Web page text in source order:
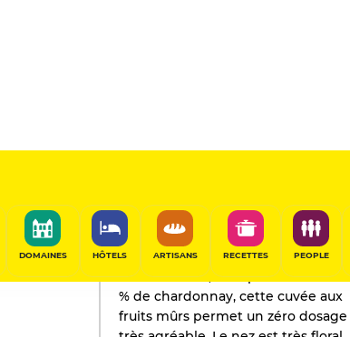
DOMAINES HÔTELS ARTISANS RECETTES PEOPLE
L'AVIS DE GAULT&MILLAU
2026
50 % meunier, 25 % pinot noir et 25
% de chardonnay, cette cuvée aux
fruits mûrs permet un zéro dosage